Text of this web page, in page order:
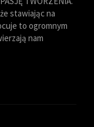
stawiając na
to ogromnym
nam